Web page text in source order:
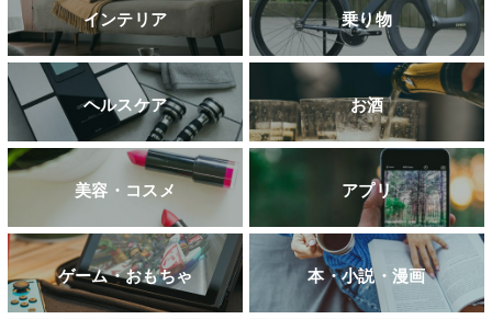
インテリア 乗り物
ヘルスケア お酒
美容・コスメ アプリ
ゲーム・おもちゃ 本・小説・漫画